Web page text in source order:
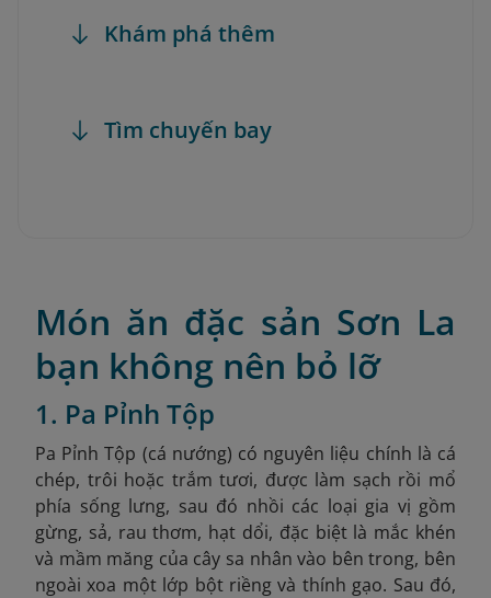
Khám phá thêm
Tìm chuyến bay
Món ăn đặc sản Sơn La
bạn không nên bỏ lỡ
1. Pa Pỉnh Tộp
Pa Pỉnh Tộp (cá nướng) có nguyên liệu chính là cá
chép, trôi hoặc trắm tươi, được làm sạch rồi mổ
phía sống lưng, sau đó nhồi các loại gia vị gồm
gừng, sả, rau thơm, hạt dổi, đặc biệt là mắc khén
và mầm măng của cây sa nhân vào bên trong, bên
ngoài xoa một lớp bột riềng và thính gạo. Sau đó,